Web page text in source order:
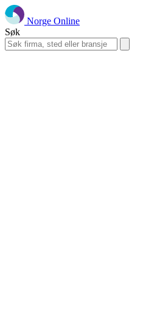
Norge Online
Søk